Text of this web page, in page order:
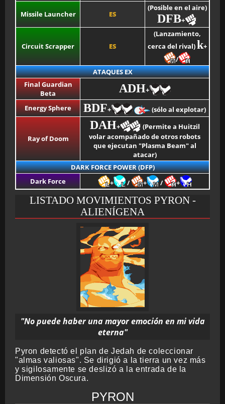
Missile Launcher ES
(Posible en el aire)
DFB+
Circuit Scrapper ES
(Lanzamiento,
cerca del rival)k+
/
ATAQUES EX
Final Guardian
Beta
ADH+
Energy Sphere
BDF+ (sólo al explotar)
Ray of Doom
DAH+
(Permite a Huitzil
volar acompañado de otros robots
que ejecutan "Plasma Beam" al
atacar)
DARK FORCE POWER (DFP)
Dark Force
+ / + / +
LISTADO MOVIMIENTOS PYRON -
ALIENÍGENA
"No puede haber una mayor emoción en mi vida
eterna"
Pyron detectó el plan de Jedah de coleccionar
"almas valiosas". Se dirigió a la tierra un vez más
y sigilosamente se deslizó a la entrada de la
Dimensión Oscura.
PYRON